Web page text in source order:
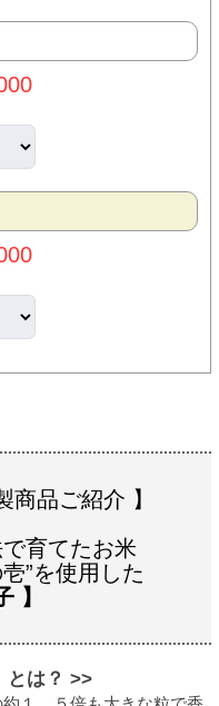
商品ご紹介 】
育てたお米
”を使用した
】
とは？ >>